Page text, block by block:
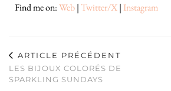
Find me on:Web|Twitter/X| Instagram
ARTICLE PRÉCÉDENT
LES BIJOUX COLORÉS DE
SPARKLING SUNDAYS